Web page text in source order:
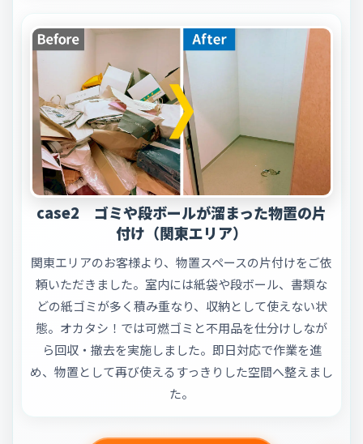
case2 ゴミや段ボールが溜まった物置の片
付け（関東エリア）
関東エリアのお客様より、物置スペースの片付けをご依
頼いただきました。室内には紙袋や段ボール、書類な
どの紙ゴミが多く積み重なり、収納として使えない状
態。オカタシ！では可燃ゴミと不用品を仕分けしなが
ら回収・撤去を実施しました。即日対応で作業を進
め、物置として再び使えるすっきりした空間へ整えまし
た。